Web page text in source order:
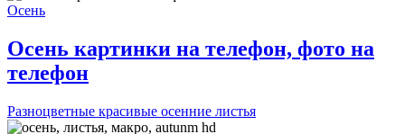
Осень
Осень картинки на телефон, фото на
телефон
Разноцветные красивые осенние листья